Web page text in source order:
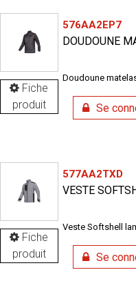
Fiche
produit
576AA2EP7
DOUDOUNE
Doudoune
Se
Fiche
produit
577AA2TXD
VESTE
Veste Softshell
Se